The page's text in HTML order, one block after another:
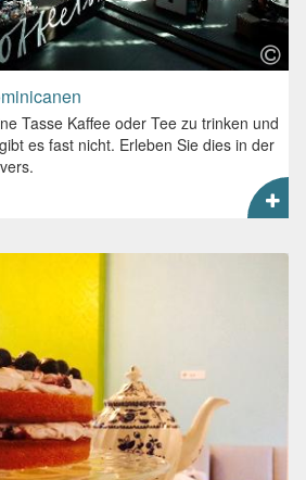
Tasse Kaffee oder Tee zu trinken und
es fast nicht. Erleben Sie dies in der